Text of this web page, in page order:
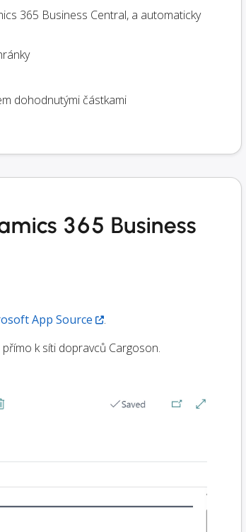
365 Business Central, a automaticky
dohodnutými částkami
365 Business
App Source
.
k síti dopravců Cargoson.